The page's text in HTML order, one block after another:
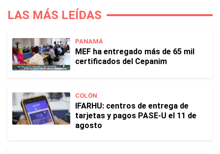
LAS MÁS LEÍDAS
PANAMÁ
MEF ha entregado más de 65 mil
certificados del Cepanim
COLÓN
IFARHU: centros de entrega de
tarjetas y pagos PASE-U el 11 de
agosto